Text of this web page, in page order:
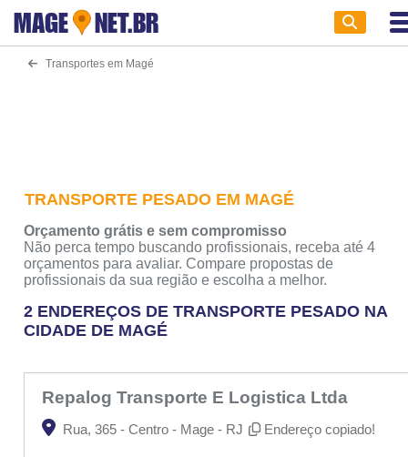
MAGE NET.BR
Transportes em Magé
TRANSPORTE PESADO EM MAGÉ
Orçamento grátis e sem compromisso
Não perca tempo buscando profissionais, receba até 4
orçamentos para avaliar. Compare propostas de
profissionais da sua região e escolha a melhor.
2 ENDEREÇOS DE TRANSPORTE PESADO NA
CIDADE DE MAGÉ
Repalog Transporte E Logistica Ltda
Rua, 365 - Centro - Mage - RJ Endereço copiado!